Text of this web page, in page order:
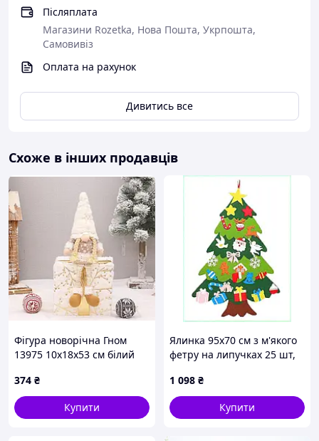
Післяплата
Магазини Rozetka, Нова Пошта, Укрпошта,
Самовивіз
Оплата на рахунок
Дивитись все
Схоже в інших продавців
Фігура новорічна Гном
13975 10х18х53 см білий
374 ₴
Купити
Ялинка 95х70 см з м'якого
фетру на липучках 25 шт,
1 098 ₴
Купити